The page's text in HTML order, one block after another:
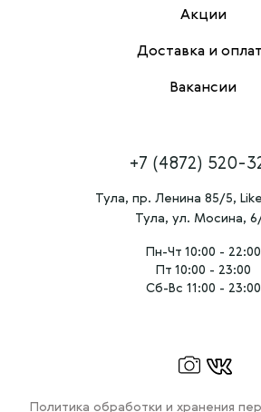
Акции
Доставка и
Вакансии
+7 (4872) 520-
Тула, пр. Ленина 85/5,
Тула, ул. Мосина,
Пн-Чт 10:00 - 22:00
Пт 10:00 - 23:00
Сб-Вс 11:00 - 23:00
Политика обработки и хранения